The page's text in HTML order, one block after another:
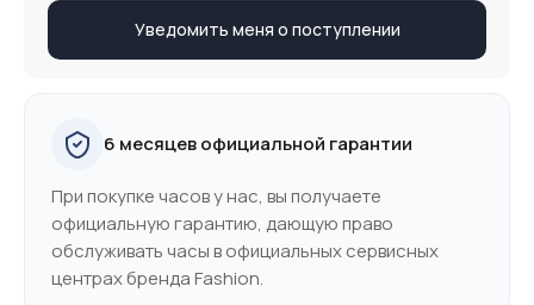
Уведомить меня о поступлении
6 месяцев официальной гарантии
При покупке часов у нас, вы получаете
официальную гарантию, дающую право
обслуживать часы в официальных сервисных
центрах бренда Fashion.